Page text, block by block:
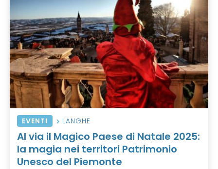
EVENTI LANGHE
Al via il Magico Paese di Natale 2025:
la magia nei territori Patrimonio
Unesco del Piemonte